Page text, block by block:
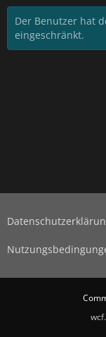
Der Benutzer hat
eingeschränkt.